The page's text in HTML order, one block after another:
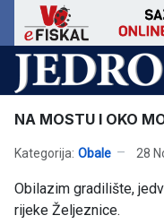
NA MOSTU I OKO
Kategorija: Obale 28
Obilazim gradilište,
rijeke Željeznice.